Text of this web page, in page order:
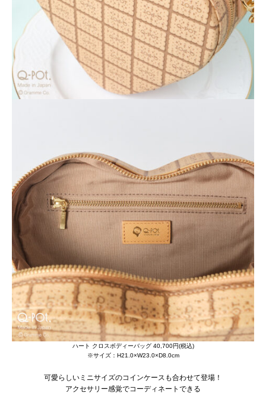
ハート クロスボディーバッグ 40,700円(税込)
※サイズ：H21.0×W23.0×D8.0cm
可愛らしいミニサイズのコインケースも合わせて登場！
アクセサリー感覚でコーディネートできる